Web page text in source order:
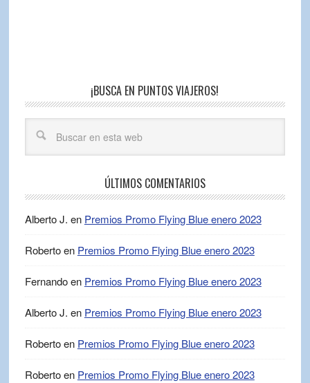
¡BUSCA EN PUNTOS VIAJEROS!
ÚLTIMOS COMENTARIOS
Alberto J. en Premios Promo Flying Blue enero 2023
Robertoen Premios Promo Flying Blue enero 2023
Fernandoen Premios Promo Flying Blue enero 2023
Alberto J. en Premios Promo Flying Blue enero 2023
Robertoen Premios Promo Flying Blue enero 2023
Robertoen Premios Promo Flying Blue enero 2023